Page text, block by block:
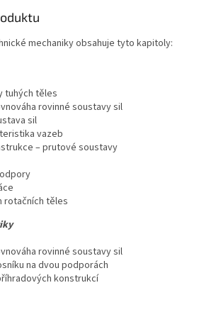
mechaniky obsahuje tyto kapitoly:
tuhých těles
rovinné soustavy sil
sil
vazeb
– prutové soustavy
rotačních těles
rovinné soustavy sil
na dvou podporách
konstrukcí